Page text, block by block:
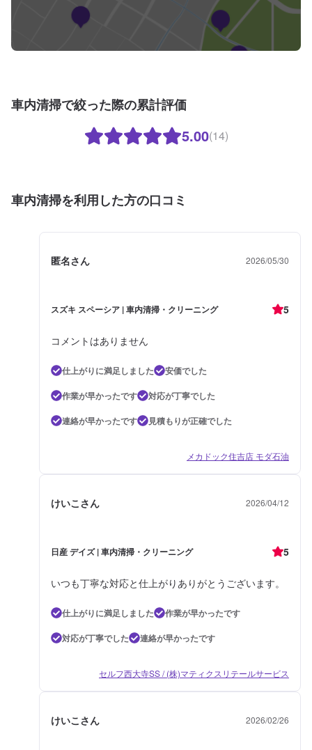
車内清掃で絞った際の累計評価
5.00(14)
車内清掃を利用した方の口コミ
匿名さん 2026/05/30
スズキ スペーシア | 車内清掃・クリーニング 5
コメントはありません
仕上がりに満足しました
安価でした
作業が早かったです
対応が丁寧でした
連絡が早かったです
見積もりが正確でした
メカドック住吉店 モダ石油
けいこさん 2026/04/12
日産 デイズ | 車内清掃・クリーニング 5
いつも丁寧な対応と仕上がりありがとうございます。
仕上がりに満足しました
作業が早かったです
対応が丁寧でした
連絡が早かったです
セルフ西大寺SS / (株)マティクスリテールサービス
けいこさん 2026/02/26